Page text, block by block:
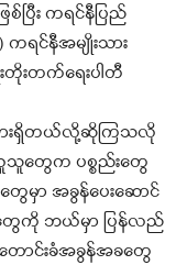
ြီး ကရင်နီပြည်
ကရင်နီအမျိုးသား
ျိုးတိုးတက်ရေးပါတီ
ားရှိတယ်လို့ဆိုကြသလို
တွေက ပစ္စည်းတွေ
မှာ အခွန်ပေးဆောင်
ေကို ဘယ်မှာ ပြန်လည်
ာင်းခံအခွန်အခတွေ